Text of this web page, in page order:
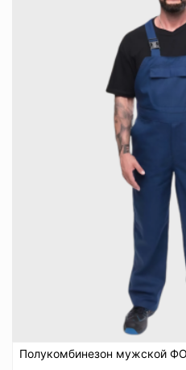
Полукомбинезон мужской